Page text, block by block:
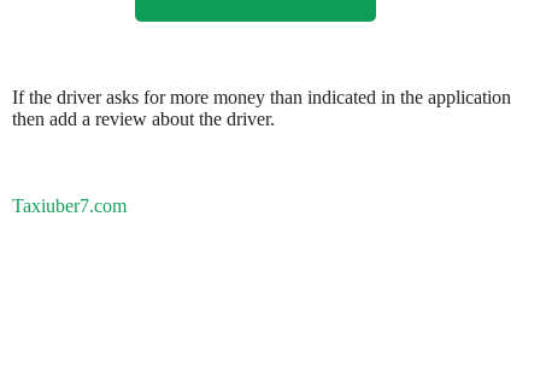
If the driver asks for more money than indicated in the application
then add a review about the driver.
Taxiuber7.com